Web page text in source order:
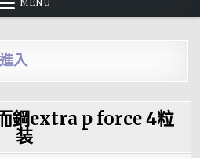
入
鋼extra p force 4粒
装